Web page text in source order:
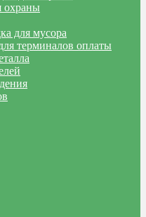
охраны
для мусора
терминалов оплаты